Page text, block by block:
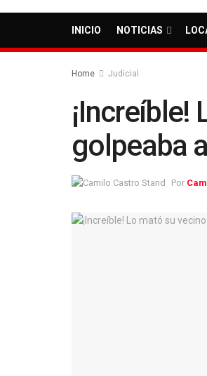
INICIO NOTICIAS
Home Judicial
¡Increíble!
golpeaba
Por